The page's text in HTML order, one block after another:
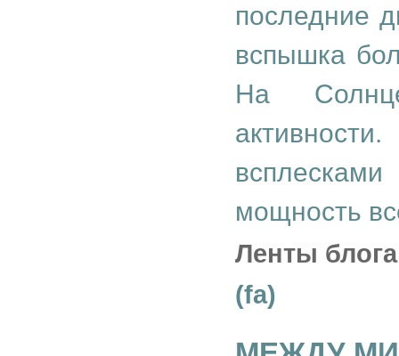
последние
вспышка
На
мощность
Ленты
(fa)